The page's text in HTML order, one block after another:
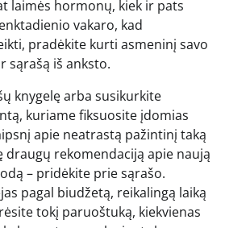
laimės hormonų, kiek ir pats
vakaro, kad
pradėkite kurti asmeninį savo
sąrašą iš anksto.
knygelę arba susikurkite
kuriame fiksuosite įdomias
apie neatrastą pažintinį taką
draugų rekomendaciją apie naują
– pridėkite prie sąrašo.
pagal biudžetą, reikalingą laiką
tokį paruoštuką, kiekvienas